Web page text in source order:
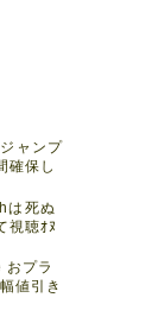
ャンプ
確保し
は死ぬ
視聴ｵﾇ
おプラ
値引き